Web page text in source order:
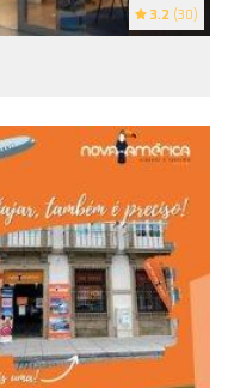
3.2 (30)